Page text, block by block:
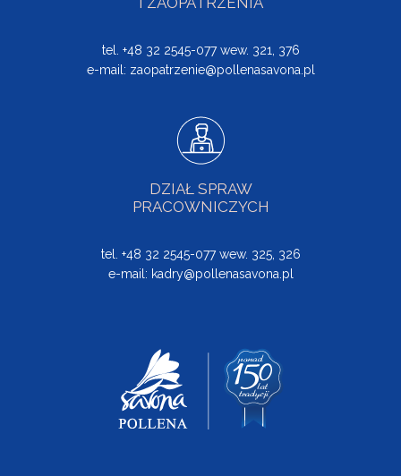
tel. +48 32 2545-077 wew. 321, 376
e-mail: zaopatrzenie@pollenasavona.pl
DZIAŁ SPRAW
PRACOWNICZYCH
tel. +48 32 2545-077 wew. 325, 326
e-mail: kadry@pollenasavona.pl